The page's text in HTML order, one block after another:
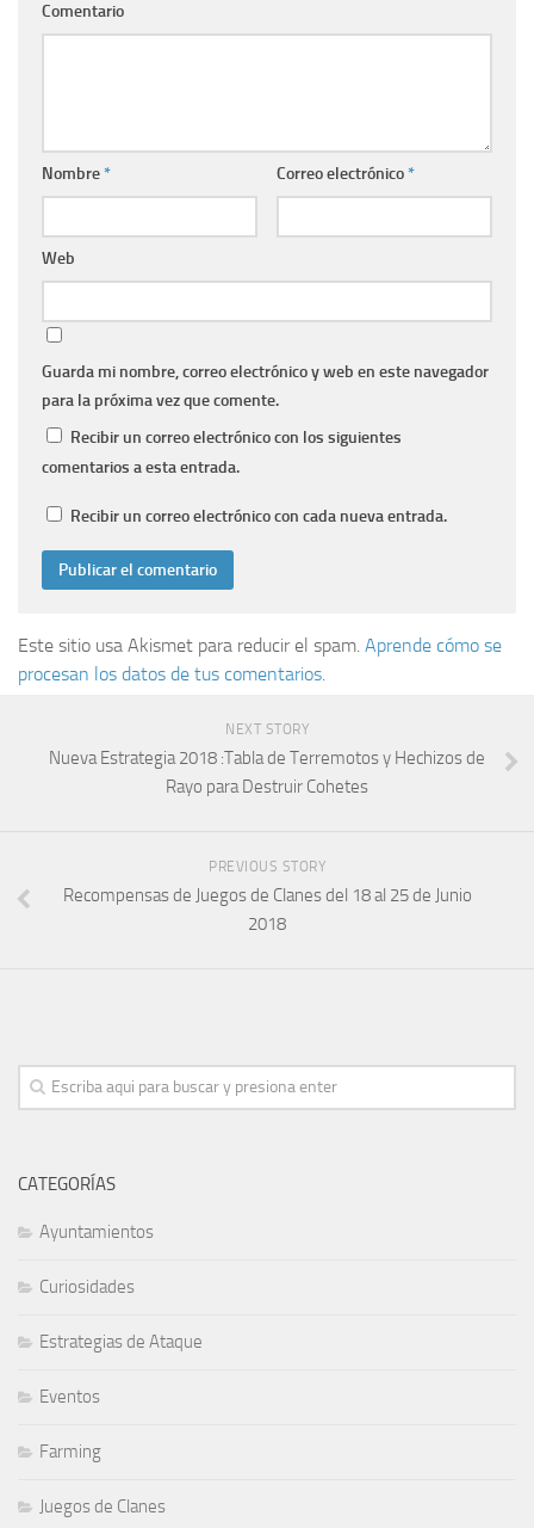
Comentario
Nombre* Correo electrónico*
Web
Guarda mi nombre, correo electrónico y web en este navegador
para la próxima vez que comente.
Recibir un correo electrónico con los siguientes
comentarios a esta entrada.
Recibir un correo electrónico con cada nueva entrada.
Este sitio usa Akismet para reducir el spam. Aprende cómo se
procesan los datos de tus comentarios.
NEXT STORY
Nueva Estrategia 2018 :Tabla de Terremotos y Hechizos de
Rayo para Destruir Cohetes
PREVIOUS STORY
Recompensas de Juegos de Clanes del 18 al 25 de Junio
2018
CATEGORÍAS
Ayuntamientos
Curiosidades
Estrategias de Ataque
Eventos
Farming
Juegos de Clanes